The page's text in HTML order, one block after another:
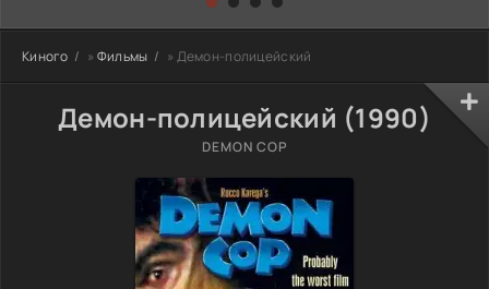
Киного » Фильмы » Демон-полицейский
Демон-полицейский (1990)
DEMON COP